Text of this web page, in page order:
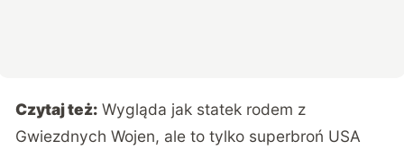
Czytaj też: Wygląda jak statek rodem z
Gwiezdnych Wojen, ale to tylko superbroń USA